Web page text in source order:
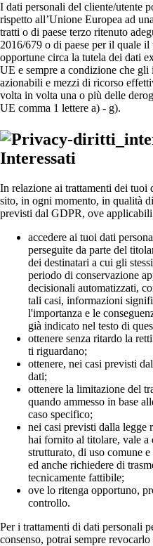
I dati personali del cliente/utente
rispetto all’Unione Europea ad
tratti o di paese terzo ritenuto
2016/679 o di paese per il quale
opportune circa la tutela dei dati
UE e sempre a condizione che
azionabili e mezzi di ricorso
volta in volta una o più delle
UE comma 1 lettere a) - g).
Interessati
In relazione ai trattamenti dei tuoi
sito, in ogni momento, in qualità
previsti dal GDPR, ove
accedere ai tuoi dati
perseguite da parte del
dei destinatari a cui gli
periodo di conservazione
decisionali automatizzati,
tali casi, informazioni
l'importanza e le
già indicato nel testo di
ottenere senza ritardo la
ti riguardano;
ottenere, nei casi previsti
dati;
ottenere la limitazione del
quando ammesso in base
caso specifico;
nei casi previsti dalla legge
hai fornito al titolare, vale
strutturato, di uso comune
ed anche richiedere di
tecnicamente fattibile;
ove lo ritenga opportuno,
controllo.
Per i trattamenti di dati personali
consenso, potrai sempre